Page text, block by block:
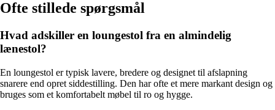
Ofte stillede spørgsmål
Hvad adskiller en loungestol fra en almindelig
lænestol?
En loungestol er typisk lavere, bredere og designet til afslapning
snarere end opret siddestilling. Den har ofte et mere markant design og
bruges som et komfortabelt møbel til ro og hygge.